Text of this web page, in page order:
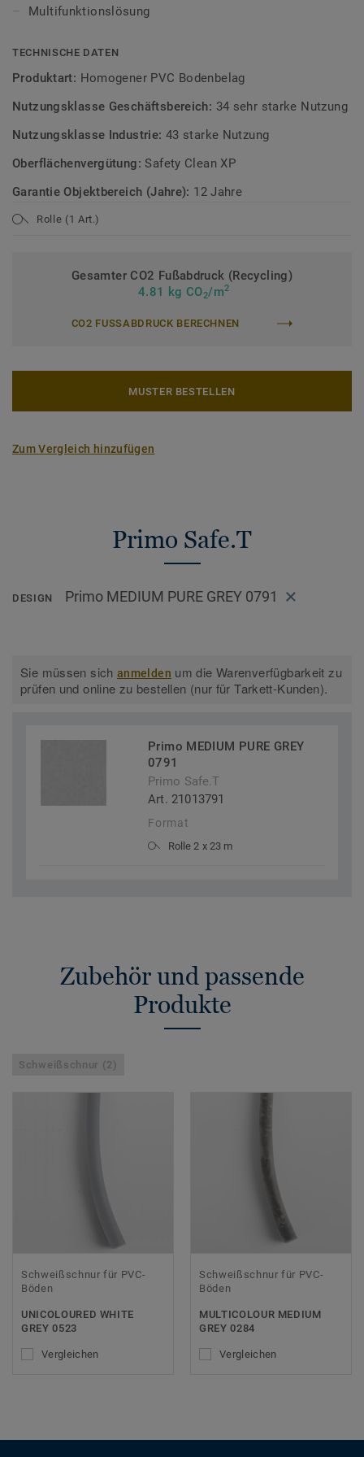
Sicherheitsbeläge
Multifunktionslösung
TECHNISCHE DATEN
Produktart: Homogener PVC Bodenbelag
Nutzungsklasse Geschäftsbereich: 34 sehr starke Nutzung
Nutzungsklasse Industrie: 43 starke Nutzung
Oberflächenvergütung:Safety Clean XP
Garantie Objektbereich (Jahre): 12 Jahre
Rolle (1 Art.)
Gesamter CO2 Fußabdruck (Recycling)
4.81 kg CO2/m2
CO2 FUSSABDRUCK BERECHNEN
MUSTER BESTELLEN
Zum Vergleich hinzufügen
Primo Safe.T
DESIGN Primo MEDIUM PURE GREY 0791
Sie müssen sichanmelden um die Warenverfügbarkeit zu
prüfen und online zu bestellen (nur für Tarkett-Kunden).
Primo MEDIUM PURE GREY
0791
Primo Safe.T
Art. 21013791
Format
Rolle 2 x 23 m
Zubehör und passende
Produkte
Schweißschnur (2)
Schweißschnur für PVC-
Böden
UNICOLOURED WHITE
GREY 0523
Vergleichen
Schweißschnur für PVC-
Böden
MULTICOLOUR MEDIUM
GREY 0284
Vergleichen